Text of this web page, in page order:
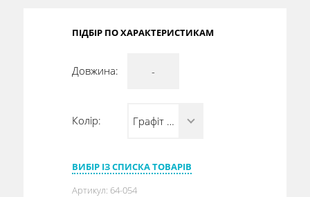
ПІДБІР ПО ХАРАКТЕРИСТИКАМ
Довжина: -
Колір: Графіт (RAL 7021)
ВИБІР ІЗ СПИСКА ТОВАРІВ
Артикул: 64-054